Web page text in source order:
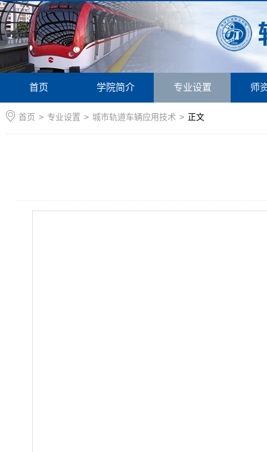
首页 学院简介 专业设置 师
首页 > 专业设置 > 城市轨道车辆应用技术 > 正文